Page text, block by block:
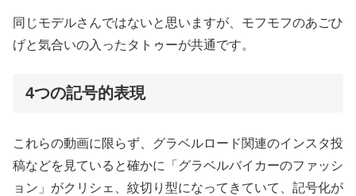
同じモデルさんではないと思いますが、モフモフのあごひ
げと気合いの入ったタトゥーが共通です。
4つの記号的表現
これらの動画に限らず、グラベルロード関連のインスタ投
稿などを見ていると確かに「グラベルバイカーのファッシ
ョン」がクリシェ、紋切り型になってきていて、記号化が